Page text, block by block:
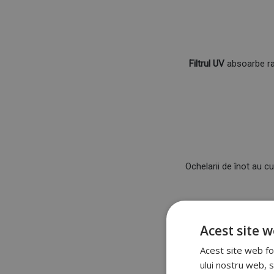
Filtrul UVabsoarbe
Ochelarii de înot au
Ochelarii au puntea
Acest site
Acest site web
ului nostru web,